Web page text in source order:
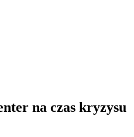
na czas kryzysu